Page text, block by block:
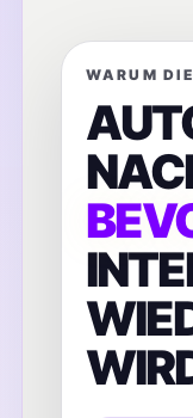
WARUM